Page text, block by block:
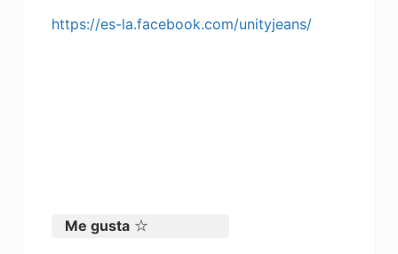
https://es-la.facebook.com/unityjeans/
Me gusta